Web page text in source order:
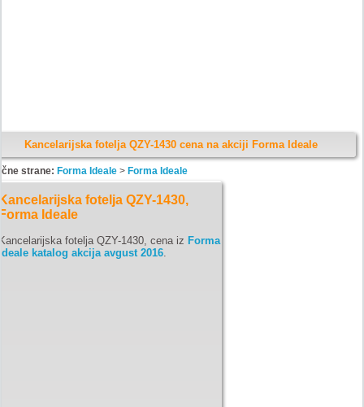
Kancelarijska fotelja QZY-1430 cena na akciji Forma Ideale
strane: Forma Ideale> Forma Ideale
fotelja QZY-1430,
Ideale
fotelja QZY-1430, cena iz Forma
katalog akcija avgust 2016.